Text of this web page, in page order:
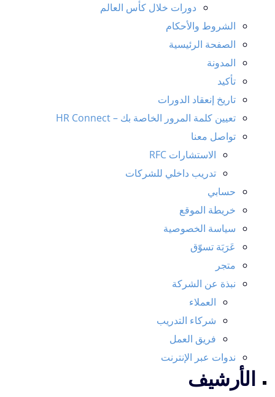
دورات خلال كأس العالم
الشروط والأحكام
الصفحة الرئيسية
المدونة
تأكيد
تاريخ إنعقاد الدورات
تعيين كلمة المرور الخاصة بك – HR Connect
تواصل معنا
الاستشارات RFC
تدريب داخلي للشركات
حسابي
خريطة الموقع
سياسة الخصوصية
عَرَبَة تسوّق
متجر
نبذة عن الشركة
العملاء
شركاء التدريب
فريق العمل
ندوات عبر الإنترنت
الأرشيف